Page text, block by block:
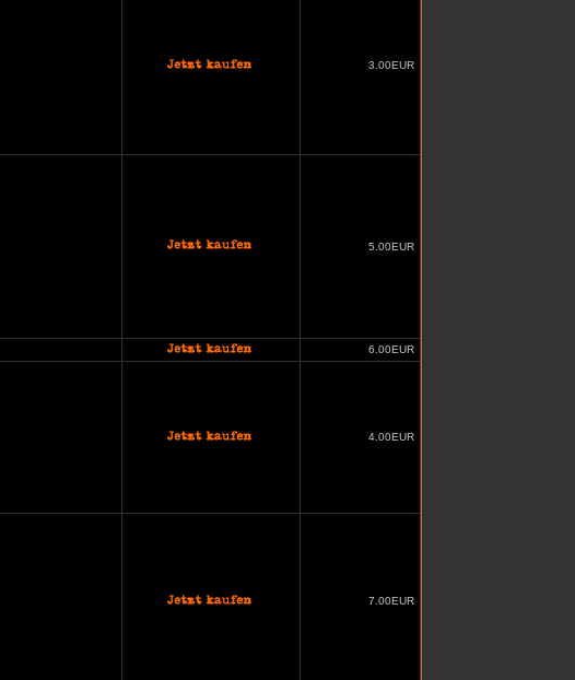
3.00EUR
5.00EUR
6.00EUR
4.00EUR
7.00EUR